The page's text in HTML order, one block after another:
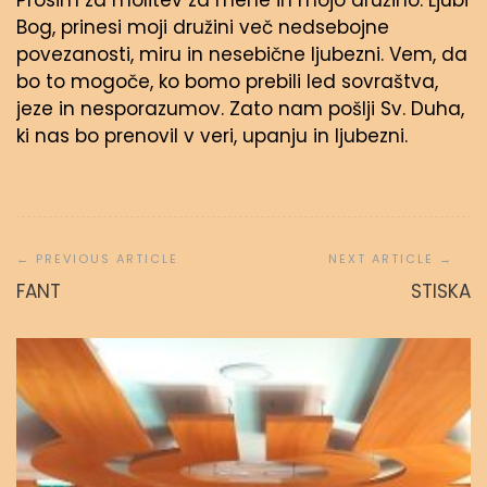
Bog, prinesi moji družini več nedsebojne
povezanosti, miru in nesebične ljubezni. Vem, da
bo to mogoče, ko bomo prebili led sovraštva,
jeze in nesporazumov. Zato nam pošlji Sv. Duha,
ki nas bo prenovil v veri, upanju in ljubezni.
prispevka
FANT STISKA